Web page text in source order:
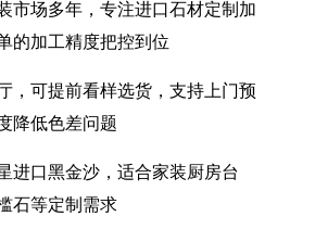
市场多年，专注进口石材定制加
的加工精度把控到位
，可提前看样选货，支持上门预
降低色差问题
进口黑金沙，适合家装厨房台
石等定制需求